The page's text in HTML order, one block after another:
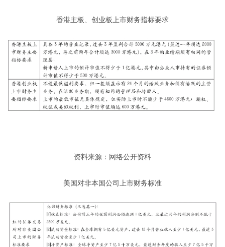
香港主板、创业板上市财务指标要求
资料来源：网络公开资料
美国对非本国公司上市财务标准